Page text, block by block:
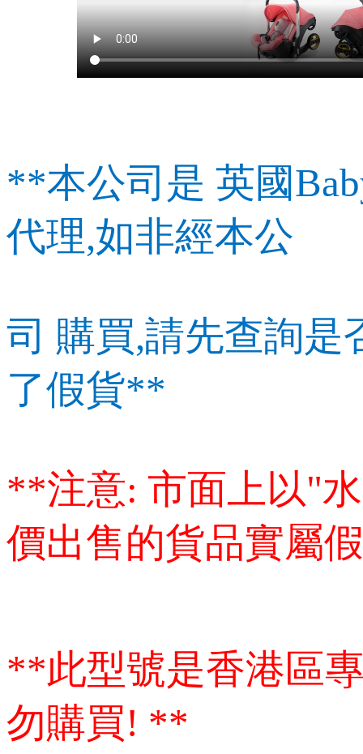
**本公司是 英國
代理,如非經本公
司 購買,請先查詢是
了假貨**
**注意: 市面上以"
價出售的貨品實屬
**此型號是香港區
勿購買! **